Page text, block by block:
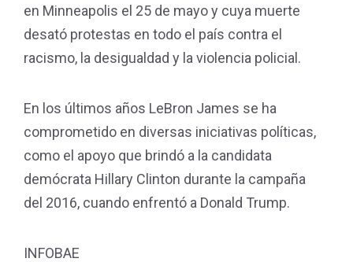
en Minneapolis el 25 de mayo y cuya muerte
desató protestas en todo el país contra el
racismo, la desigualdad y la violencia policial.
En los últimos años LeBron James se ha
comprometido en diversas iniciativas políticas,
como el apoyo que brindó a la candidata
demócrata Hillary Clinton durante la campaña
del 2016, cuando enfrentó a Donald Trump.
INFOBAE